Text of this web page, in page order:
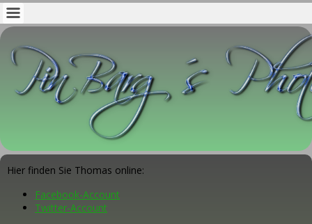
Hier finden Sie Thomas online:
Facebook-Account
Twitter-Account